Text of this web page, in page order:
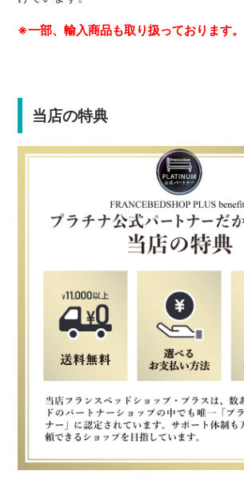
※一部、輸入商品も取り扱っております。
当店の特典